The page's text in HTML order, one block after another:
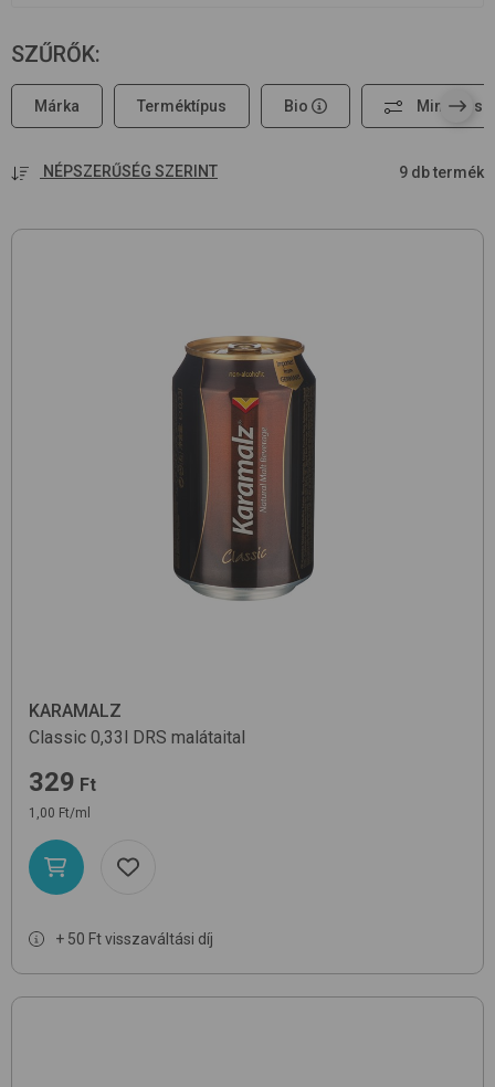
SZŰRŐK:
Márka Terméktípus Bio Minden
NÉPSZERŰSÉG SZERINT 9 db termék
KARAMALZ
Classic 0,33l DRS malátaital
329 Ft
1,00 Ft/ml
+ 50 Ft visszaváltási díj